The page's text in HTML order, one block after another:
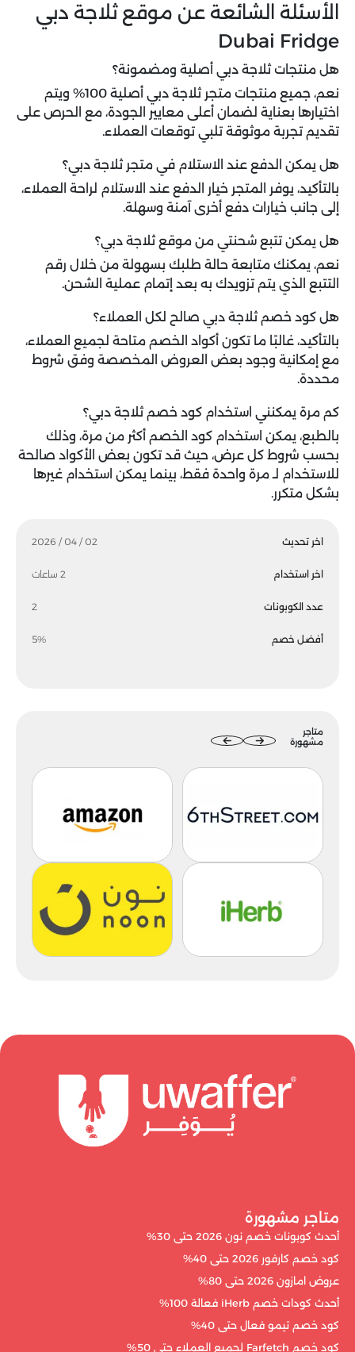
اخر تحديث 02 / 04 / 2026
اخر استخدام 2 ساعات
عدد الكوبونات 2
أفضل خصم 5%
متاجر
مشهورة
الأسئلة الشائعة عن موقع ثلاجة دبي
Dubai Fridge
هل منتجات ثلاجة دبي أصلية ومضمونة؟
نعم، جميع منتجات متجر ثلاجة دبي أصلية 100% ويتم
اختيارها بعناية لضمان أعلى معايير الجودة، مع الحرص على
تقديم تجربة موثوقة تلبي توقعات العملاء.
هل يمكن الدفع عند الاستلام في متجر ثلاجة دبي؟
بالتأكيد، يوفر المتجر خيار الدفع عند الاستلام لراحة العملاء،
إلى جانب خيارات دفع أخرى آمنة وسهلة.
هل يمكن تتبع شحنتي من موقع ثلاجة دبي؟
نعم، يمكنك متابعة حالة طلبك بسهولة من خلال رقم
التتبع الذي يتم تزويدك به بعد إتمام عملية الشحن.
هل كود خصم ثلاجة دبي صالح لكل العملاء؟
بالتأكيد، غالبًا ما تكون أكواد الخصم متاحة لجميع العملاء،
مع إمكانية وجود بعض العروض المخصصة وفق شروط
محددة.
كم مرة يمكنني استخدام كود خصم ثلاجة دبي؟
بالطبع، يمكن استخدام كود الخصم أكثر من مرة، وذلك
بحسب شروط كل عرض، حيث قد تكون بعض الأكواد صالحة
للاستخدام لـ مرة واحدة فقط، بينما يمكن استخدام غيرها
بشكل متكرر.
متاجر مشهورة
أحدث كوبونات خصم نون 2026 حتى 30%
كود خصم كارفور 2026 حتى 40%
عروض امازون 2026 حتى 80%
أحدث كودات خصم iHerb فعالة 100%
كود خصم تيمو فعال حتى 40%
كود خصم Farfetch لجميع العملاء حتى 50%